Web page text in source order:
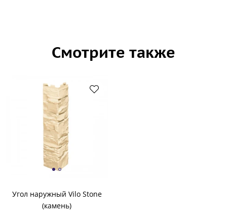
Смотрите также
Угол наружный Vilo Stone
(камень)